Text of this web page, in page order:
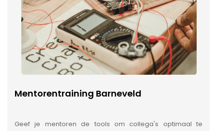
Mentorentraining Barneveld
Geef je mentoren de tools om collega's optimaal te